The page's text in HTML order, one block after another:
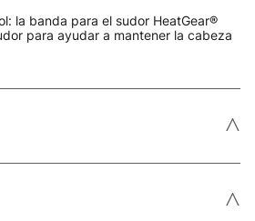
la banda para el sudor HeatGear®
para ayudar a mantener la cabeza
˄
˄